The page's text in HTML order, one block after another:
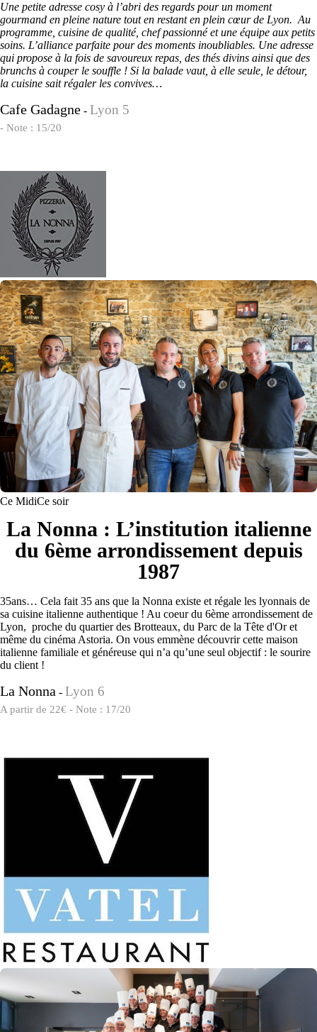
Une petite adresse cosy à l’abri des regards pour un moment
gourmand en pleine nature tout en restant en plein cœur de Lyon. Au
programme, cuisine de qualité, chef passionné et une équipe aux petits
soins. L’alliance parfaite pour des moments inoubliables. Une adresse
qui propose à la fois de savoureux repas, des thés divins ainsi que des
brunchs à couper le souffle ! Si la balade vaut, à elle seule, le détour,
la cuisine sait régaler les convives…
Cafe Gadagne - Lyon 5
- Note : 15/20
Ce MidiCe soir
La Nonna : L’institution italienne
du 6ème arrondissement depuis
1987
35ans… Cela fait 35 ans que la Nonna existe et régale les lyonnais de
sa cuisine italienne authentique ! Au coeur du 6ème arrondissement de
Lyon, proche du quartier des Brotteaux, du Parc de la Tête d'Or et
même du cinéma Astoria. On vous emmène découvrir cette maison
italienne familiale et généreuse qui n’a qu’une seul objectif : le sourire
du client !
La Nonna - Lyon 6
A partir de 22€ - Note : 17/20